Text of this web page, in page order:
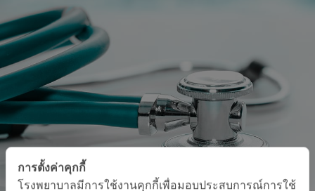
การตั้งค่าคุกกี้
โรงพยาบาลมีการใช้งานคุกกี้เพื่อมอบประสบการณ์การใช้